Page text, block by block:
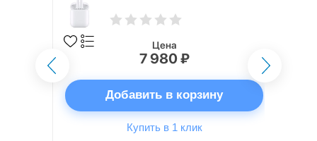
Цена
7 980 ₽
Добавить в корзину
Купить в 1 клик